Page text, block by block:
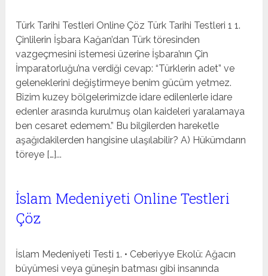
Türk Tarihi Testleri Online Çöz Türk Tarihi Testleri 1 1.
Çinlilerin İşbara Kağan’dan Türk töresinden
vazgeçmesini istemesi üzerine İşbara’nın Çin
İmparatorluğu’na verdiği cevap: “Türklerin adet” ve
geleneklerini değiştirmeye benim gücüm yetmez.
Bizim kuzey bölgelerimizde idare edilenlerle idare
edenler arasında kurulmuş olan kaideleri yaralamaya
ben cesaret edemem.” Bu bilgilerden hareketle
aşağıdakilerden hangisine ulaşılabilir? A) Hükümdarın
töreye […]...
İslam Medeniyeti Online Testleri
Çöz
İslam Medeniyeti Testi 1. • Ceberiyye Ekolü: Ağacın
büyümesi veya güneşin batması gibi insanında